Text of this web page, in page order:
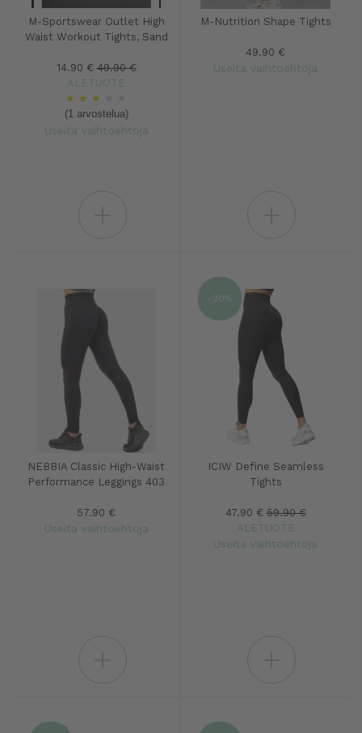
M-Sportswear Outlet High
Waist Workout Tights, Sand
14.90 € 49.90 €
ALETUOTE
★ ★ ★
(1 arvostelua)
Useita vaihtoehtoja
M-Nutrition Shape Tights
49.90 €
Useita vaihtoehtoja
NEBBIA Classic High-Waist
Performance Leggings 403
57.90 €
Useita vaihtoehtoja
ICIW Define Seamless
Tights
47.90 € 59.90 €
ALETUOTE
Useita vaihtoehtoja
-20%